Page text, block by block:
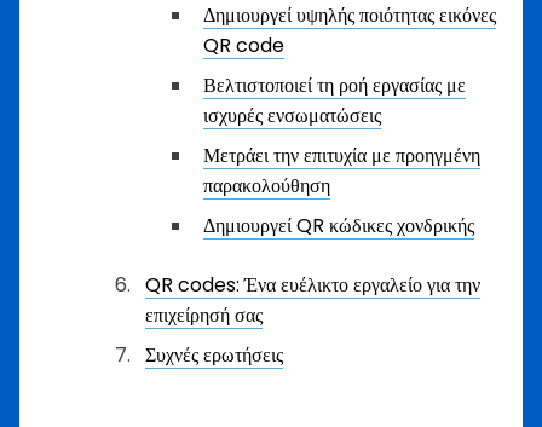
Δημιουργεί υψηλής ποιότητας εικόνες
QR code
Βελτιστοποιεί τη ροή εργασίας με
ισχυρές ενσωματώσεις
Μετράει την επιτυχία με προηγμένη
παρακολούθηση
Δημιουργεί QR κώδικες χονδρικής
QR codes: Ένα ευέλικτο εργαλείο για την
επιχείρησή σας
Συχνές ερωτήσεις